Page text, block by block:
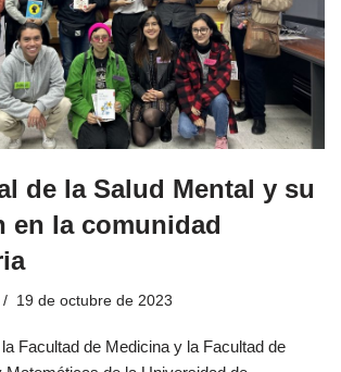
de la Salud Mental y su
en la comunidad
19 de octubre de 2023
Facultad de Medicina y la Facultad de